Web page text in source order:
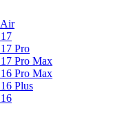
Air
Pro
Pro Max
Pro Max
Plus